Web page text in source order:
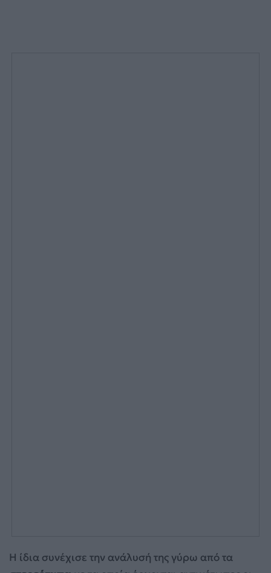
Η ίδια συνέχισε την ανάλυσή της γύρω από τα